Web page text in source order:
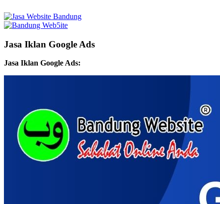
Jasa Iklan Google Ads
Jasa Iklan Google Ads: